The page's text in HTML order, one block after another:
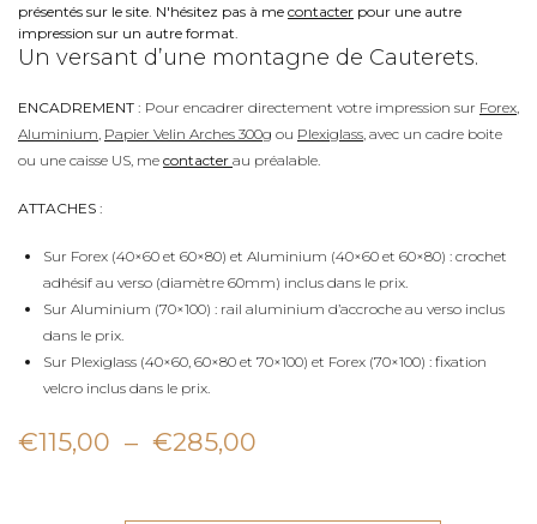
présentés sur le site. N'hésitez pas à me contacter pour une autre
impression sur un autre format.
Un versant d’une montagne de Cauterets.
ENCADREMENT : Pour encadrer directement votre impression sur Forex
Aluminium Papier Velin Arches 300g ou Plexiglass , avec un cadre boite
ou une caisse US, me contacter au préalable.
ATTACHES :
Sur Forex (40×60 et 60×80) et Aluminium (40×60 et 60×80) : crochet
adhésif au verso (diamètre 60mm) inclus dans le prix.
Sur Aluminium (70×100) : rail aluminium d’accroche au verso inclus
dans le prix.
Sur Plexiglass (40×60, 60×80 et 70×100) et Forex (70×100) : fixation
velcro inclus dans le prix.
€115,00 – €285,00
prix :